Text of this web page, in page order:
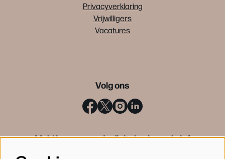
Privacyverklaring
Vrijwilligers
Vacatures
Volg ons
Meld je aan voor de digitale nieuwsbrief